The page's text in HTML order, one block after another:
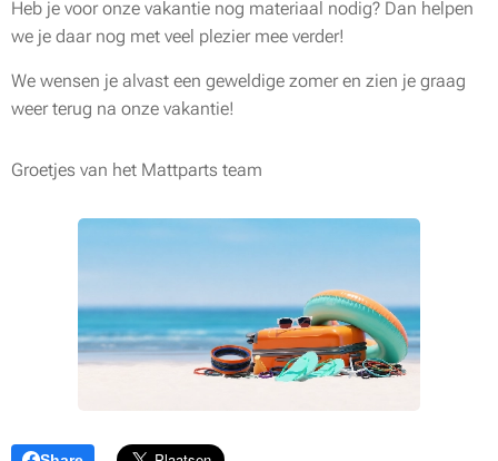
Heb je voor onze vakantie nog materiaal nodig? Dan helpen
we je daar nog met veel plezier mee verder!
We wensen je alvast een geweldige zomer en zien je graag
weer terug na onze vakantie!
Groetjes van het Mattparts team 🏝️☀️😎